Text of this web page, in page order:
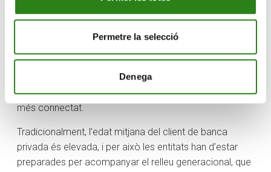
Permetre la selecció
Denega
Davant l’augment de la digitalització,la ciberseguretat
és una prioritat crítica per a la supervivència i la
en solucions com la detecció d’amenaces basada en
la intel·ligència artificial i l’autenticació biomètrica, per
protegir les dades dels clients en un entorn cada cop
més connectat.
Tradicionalment, l’edat mitjana del client de banca
privada és elevada, i per això les entitats han d’estar
preparades per acompanyar el relleu generacional, que